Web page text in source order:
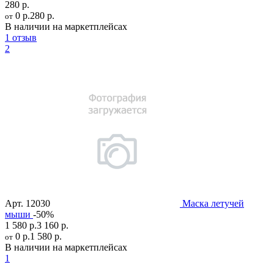
280 р.
от 0 р.280 р.
В наличии на маркетплейсах
1 отзыв
2
Арт. 12030
Маска летучей
мыши -50%
1 580 р.3 160 р.
от 0 р.1 580 р.
В наличии на маркетплейсах
1